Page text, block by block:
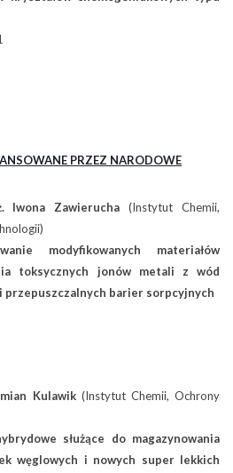
PRZEZ NARODOWE
Iwona Zawierucha (Instytut Chemii,
modyfikowanych materiałów
toksycznych jonów metali z wód
barier sorpcyjnych
Kulawik(Instytut Chemii, Ochrony
służące do magazynowania
węglowych i nowych super lekkich